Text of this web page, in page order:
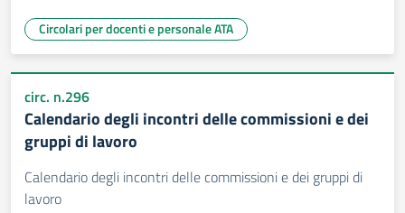
Circolari per docenti e personale ATA
circ. n.296
Calendario degli incontri delle commissioni e dei
gruppi di lavoro
Calendario degli incontri delle commissioni e dei gruppi di
lavoro